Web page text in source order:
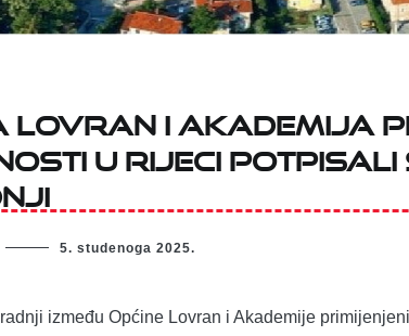
Lovran i Akademija
u Rijeci
5. studenoga 2025.
između Općine Lovran i Akademije